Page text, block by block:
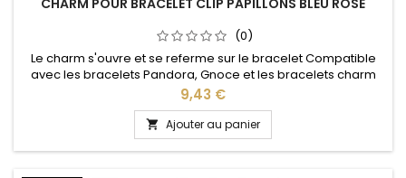
CHARM POUR BRACELET CLIP PAPILLONS BLEU ROSE
(0)
Le charm s'ouvre et se referme sur le bracelet Compatible
avec les bracelets Pandora, Gnoce et les bracelets charm
de notre site idéal pour : Noël, Saint Valentin, anniversaire,
anniversaire de mariage
Prix
9,43 €
 Ajouter au panier